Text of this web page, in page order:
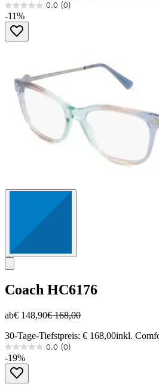
0.0 (0)
0.0
von
Sternen.
-11%
Coach HC6176
ab€ 148,90€ 168,00
30-Tage-Tiefstpreis: € 168,00inkl.
0.0 (0)
0.0
von
Sternen.
-19%